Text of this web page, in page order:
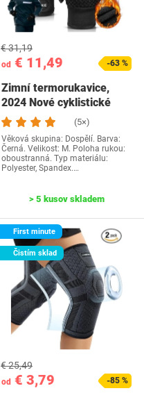
od € 11,49
€ 31,19
-63 %
Zimní termorukavice,
2024 Nové cyklistické
rukavice Muži…(5×)
Věková skupina: Dospělí. Barva:
Černá. Velikost: M. Poloha rukou:
oboustranná. Typ materiálu:
Polyester, Spandex.…
> 5 kusov skladem
First minute
Čistím sklad
od € 3,79
€ 25,49
-85 %